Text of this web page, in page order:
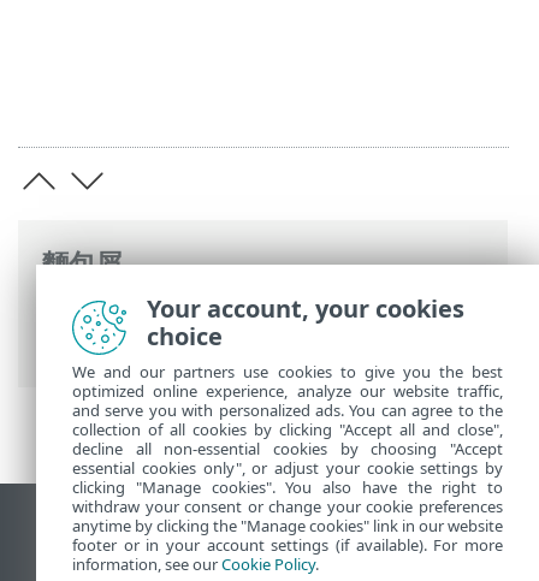
麵包屑
ESET 線上說明>ESET Mail Security>進階
設定>遠端管理> ESET RMM
檢視桌面網站
End of Life
Your account, your cookies
choice
We and our partners use cookies to give you the best
optimized online experience, analyze our website traffic,
and serve you with personalized ads. You can agree to the
collection of all cookies by clicking "Accept all and close",
decline all non-essential cookies by choosing "Accept
essential cookies only", or adjust your cookie settings by
clicking "Manage cookies". You also have the right to
withdraw your consent or change your cookie preferences
anytime by clicking the "Manage cookies" link in our website
footer or in your account settings (if available). For more
information, see ourCookie Policy.